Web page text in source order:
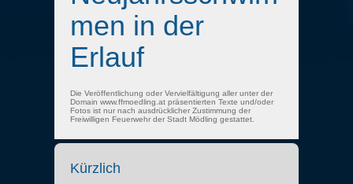
men in der
Erlauf
Die Veröffentlichung oder Vervielfältigung aller unter der
Domain www.ffmoedling.at präsentierten Texte und/oder
Fotos ist nur nach ausdrücklicher Zustimmung der
Freiwilligen Feuerwehr der Stadt Mödling gestattet.
Kürzlich